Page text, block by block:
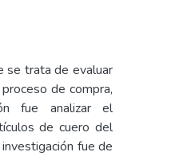
se trata de evaluar
de compra,
fue analizar el
de cuero del
fue de